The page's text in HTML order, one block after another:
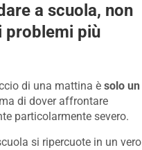
a scuola, non
problemi più
di una mattina è solo un
di dover affrontare
particolarmente severo.
si ripercuote in un vero